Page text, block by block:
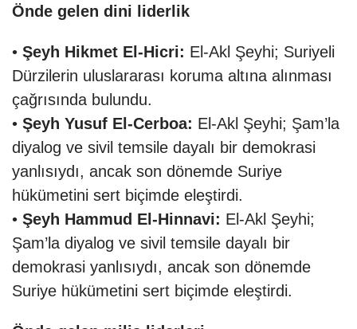
Önde gelen dini liderlik
• Şeyh Hikmet El-Hicri: El-Akl Şeyhi; Suriyeli
Dürzilerin uluslararası koruma altına alınması
çağrısında bulundu.
• Şeyh Yusuf El-Cerboa: El-Akl Şeyhi; Şam’la
diyalog ve sivil temsile dayalı bir demokrasi
yanlısıydı, ancak son dönemde Suriye
hükümetini sert biçimde eleştirdi.
• Şeyh Hammud El-Hinnavi: El-Akl Şeyhi;
Şam’la diyalog ve sivil temsile dayalı bir
demokrasi yanlısıydı, ancak son dönemde
Suriye hükümetini sert biçimde eleştirdi.